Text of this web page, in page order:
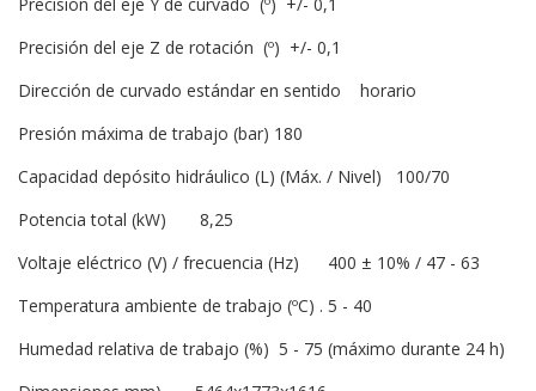
Precisión del eje Z de rotación (º) +/- 0,1
Dirección de curvado estándar en sentido horario
Presión máxima de trabajo (bar) 180
Capacidad depósito hidráulico (L) (Máx. / Nivel) 100/70
Potencia total (kW) 8,25
Voltaje eléctrico (V) / frecuencia (Hz) 400 ± 10% / 47 - 63
Temperatura ambiente de trabajo (ºC) . 5 - 40
Humedad relativa de trabajo (%) 5 - 75 (máximo durante 24 h)